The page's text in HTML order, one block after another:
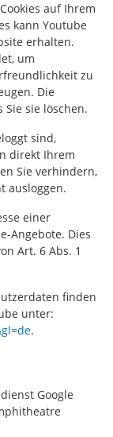
auf Ihrem
kann Youtube
erhalten.
um
zu
Die
Sie sie löschen.
sind,
direkt Ihrem
Sie verhindern,
ausloggen.
einer
Angebote. Dies
Art. 6 Abs. 1
finden
unter:
.
Google